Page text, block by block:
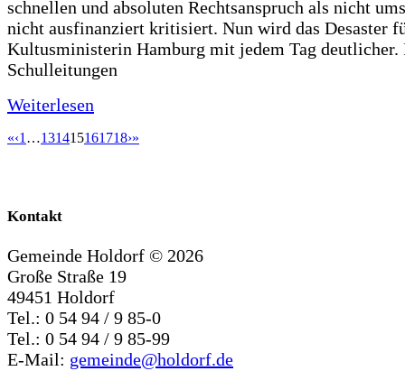
schnellen und absoluten Rechtsanspruch als nicht
nicht ausfinanziert kritisiert. Nun wird das Desaster
Kultusministerin Hamburg mit jedem Tag deutlicher.
Schulleitungen
Weiterlesen
«‹1 …131415161718›»
Kontakt
Gemeinde Holdorf © 2026
Große Straße 19
49451 Holdorf
Tel.: 0 54 94 / 9 85-0
Tel.: 0 54 94 / 9 85-99
E-Mail: gemeinde@holdorf.de